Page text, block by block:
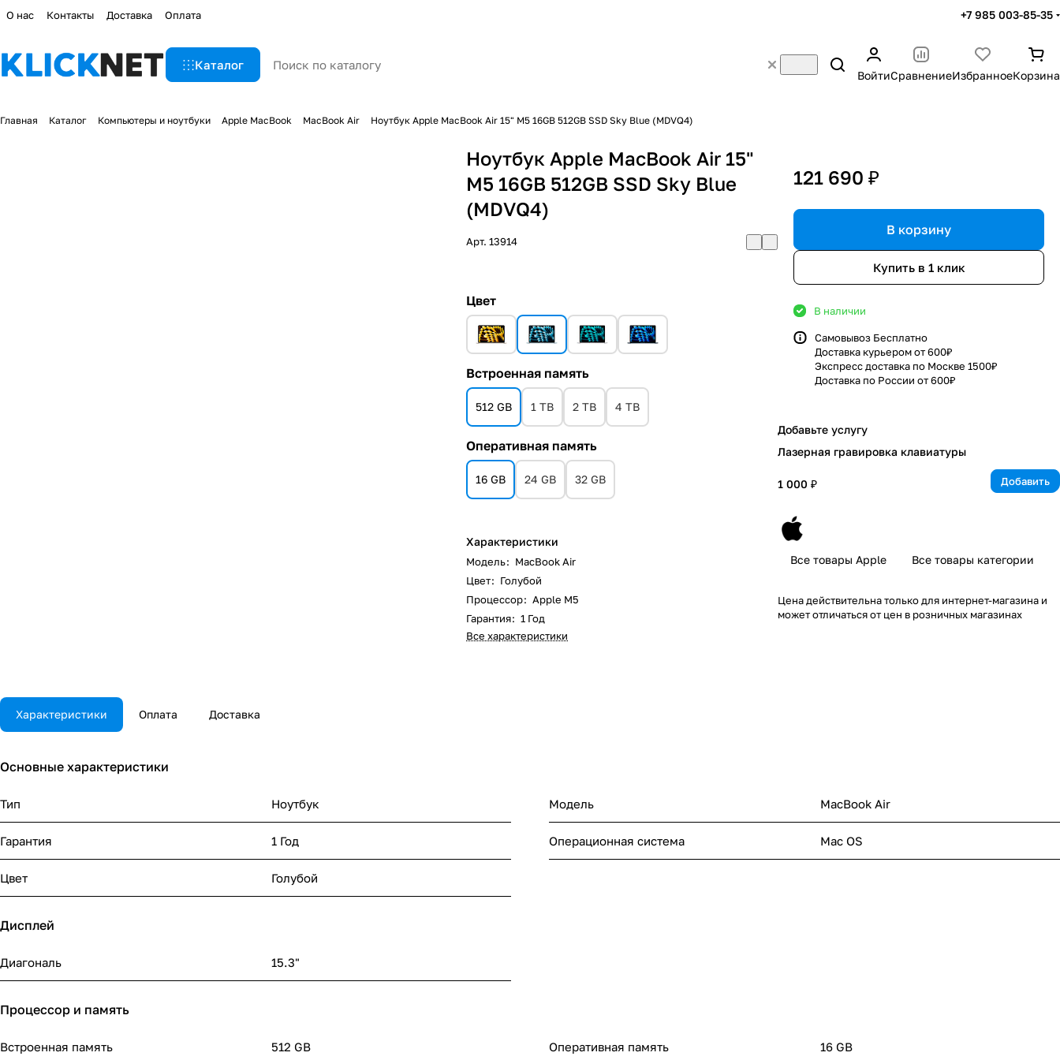
О нас Контакты Доставка Оплата +7 985 003-85-35
Каталог
ВойтиСравнениеИзбранноеКорзина
Главная Каталог Компьютеры и ноутбуки Apple MacBook MacBook Air Ноутбук Apple MacBook Air 15" M5 16GB 512GB SSD Sky Blue (MDVQ4)
Ноутбук Apple MacBook Air 15"
M5 16GB 512GB SSD Sky Blue
(MDVQ4)
Арт.13914
Цвет
Встроенная память
512 GB 1 TB 2 TB 4 TB
Оперативная память
16 GB 24 GB 32 GB
Характеристики
Модель: MacBook Air
Цвет: Голубой
Процессор: Apple M5
Гарантия: 1 Год
Все характеристики
121 690 ₽
В корзину
Купить в 1 клик
В наличии
Самовывоз Бесплатно
Доставка курьером от 600₽
Экспресс доставка по Москве 1500₽
Доставка по России от 600₽
Добавьте услугу
Лазерная гравировка клавиатуры
1 000 ₽ Добавить
Все товары Apple Все товары категории
Цена действительна только для интернет-магазина и
может отличаться от цен в розничных магазинах
Характеристики Оплата Доставка
Основные характеристики
Тип Ноутбук Модель MacBook Air
Гарантия 1 Год Операционная система Mac OS
Цвет Голубой
Дисплей
Диагональ 15.3"
Процессор и память
Встроенная память 512 GB Оперативная память 16 GB